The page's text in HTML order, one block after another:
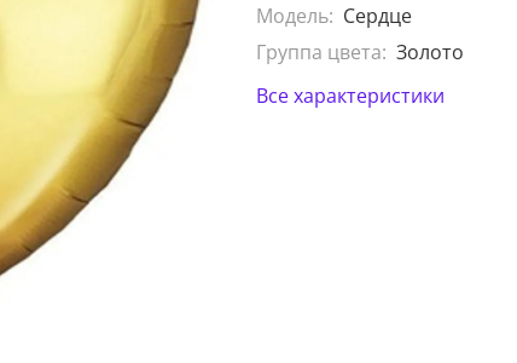
Модель: Сердце
Группа цвета: Золото
Все характеристики